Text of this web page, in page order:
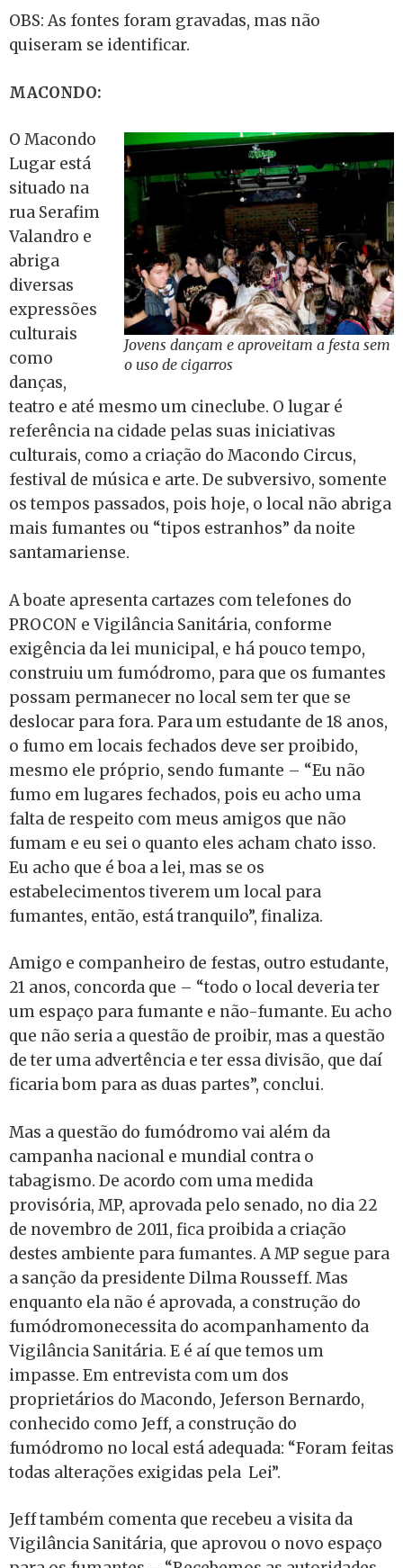
OBS: As fontes foram gravadas, mas não
quiseram se identificar.
MACONDO:
Jovens dançam e aproveitam a festa sem
o uso de cigarros
O Macondo
Lugar está
situado na
rua Serafim
Valandro e
abriga
diversas
expressões
culturais
como
danças,
teatro e até mesmo um cineclube. O lugar é
referência na cidade pelas suas iniciativas
culturais, como a criação do Macondo Circus,
festival de música e arte. De subversivo, somente
os tempos passados, pois hoje, o local não abriga
mais fumantes ou “tipos estranhos” da noite
santamariense.
A boate apresenta cartazes com telefones do
PROCON e Vigilância Sanitária, conforme
exigência da lei municipal, e há pouco tempo,
construiu um fumódromo, para que os fumantes
possam permanecer no local sem ter que se
deslocar para fora. Para um estudante de 18 anos,
o fumo em locais fechados deve ser proibido,
mesmo ele próprio, sendo fumante – “Eu não
fumo em lugares fechados, pois eu acho uma
falta de respeito com meus amigos que não
fumam e eu sei o quanto eles acham chato isso.
Eu acho que é boa a lei, mas se os
estabelecimentos tiverem um local para
fumantes, então, está tranquilo”, finaliza.
Amigo e companheiro de festas, outro estudante,
21 anos, concorda que – “todo o local deveria ter
um espaço para fumante e não-fumante. Eu acho
que não seria a questão de proibir, mas a questão
de ter uma advertência e ter essa divisão, que daí
ficaria bom para as duas partes”, conclui.
Mas a questão do fumódromo vai além da
campanha nacional e mundial contra o
tabagismo. De acordo com uma medida
provisória, MP, aprovada pelo senado, no dia 22
de novembro de 2011, fica proibida a criação
destes ambiente para fumantes. A MP segue para
a sanção da presidente Dilma Rousseff. Mas
enquanto ela não é aprovada, a construção do
fumódromonecessita do acompanhamento da
Vigilância Sanitária. E é aí que temos um
impasse. Em entrevista com um dos
proprietários do Macondo, Jeferson Bernardo,
conhecido como Jeff, a construção do
fumódromo no local está adequada: “Foram feitas
todas alterações exigidas pela Lei”.
Jeff também comenta que recebeu a visita da
Vigilância Sanitária, que aprovou o novo espaço